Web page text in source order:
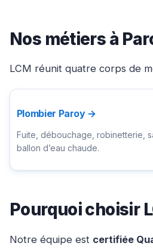
Nos métiers à
LCM réunit quatre corps de
Plombier Paroy →
Fuite, débouchage, robinetterie,
ballon d’eau chaude.
Pourquoi choisir
Notre équipe est certifiée